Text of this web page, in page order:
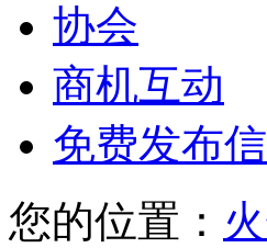
协会
商机互动
免费发布
您的位置：